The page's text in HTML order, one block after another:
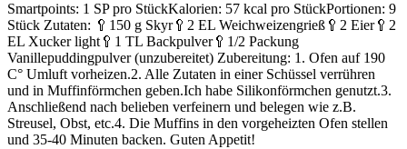
Smartpoints: 1 SP pro StückKalorien: 57 kcal pro StückPortionen: 9
Stück Zutaten: 🥄150 g Skyr🥄2 EL Weichweizengrieß🥄2 Eier🥄2
EL Xucker light🥄1 TL Backpulver🥄1/2 Packung
Vanillepuddingpulver (unzubereitet) Zubereitung: 1. Ofen auf 190
C° Umluft vorheizen.2. Alle Zutaten in einer Schüssel verrühren
und in Muffinförmchen geben.Ich habe Silikonförmchen genutzt.3.
Anschließend nach belieben verfeinern und belegen wie z.B.
Streusel, Obst, etc.4. Die Muffins in den vorgeheizten Ofen stellen
und 35-40 Minuten backen. Guten Appetit!